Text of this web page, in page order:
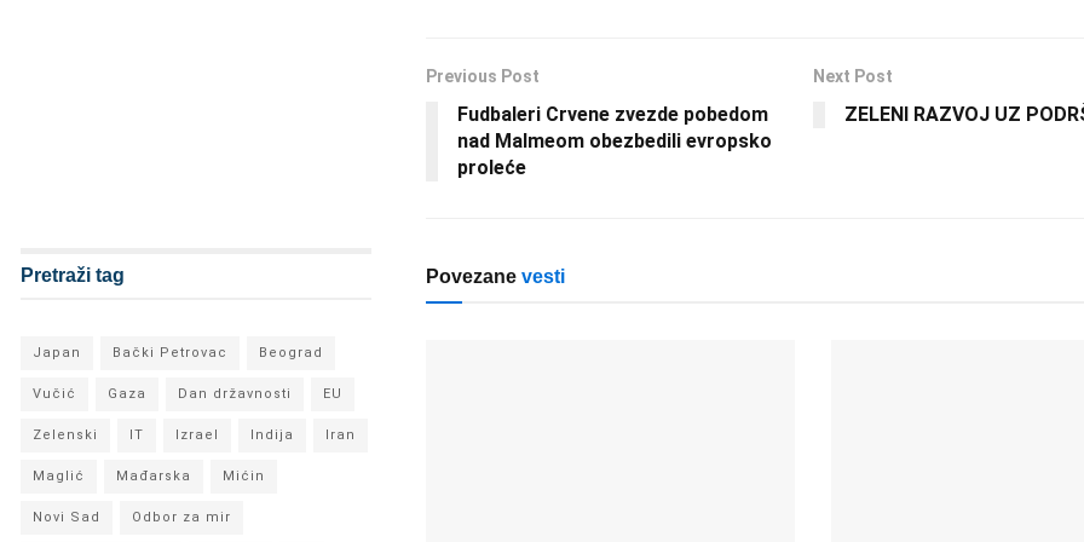
Previous Post
Fudbaleri Crvene zvezde pobedom
nad Malmeom obezbedili evropsko
proleće
Next Post
ZELENI RAZVOJ UZ
Povezane vesti
Pretraži tag
Japan Bački Petrovac Beograd
Vučić Gaza Dan državnosti EU
Zelenski IT Izrael Indija Iran
Maglić Mađarska Mićin
Novi Sad Odbor za mir